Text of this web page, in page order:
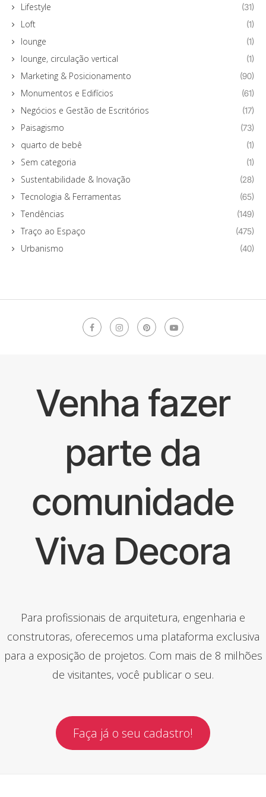
Lifestyle (31)
Loft (1)
lounge (1)
lounge, circulação vertical (1)
Marketing & Posicionamento (90)
Monumentos e Edifícios (61)
Negócios e Gestão de Escritórios (17)
Paisagismo (73)
quarto de bebê (1)
Sem categoria (1)
Sustentabilidade & Inovação (28)
Tecnologia & Ferramentas (65)
Tendências (149)
Traço ao Espaço (475)
Urbanismo (40)
Venha fazer
parte da
comunidade
Viva Decora
Para profissionais de arquitetura, engenharia e
construtoras, oferecemos uma plataforma exclusiva
para a exposição de projetos. Com mais de 8 milhões
de visitantes, você publicar o seu.
Faça já o seu cadastro!